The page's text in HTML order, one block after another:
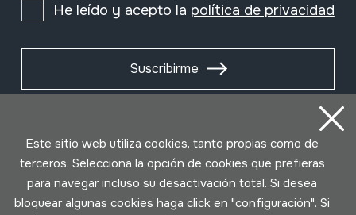
He leído y acepto la política de privacidad
Suscribirme
Este sitio web utiliza cookies, tanto propias como de
terceros. Selecciona la opción de cookies que prefieras
para navegar incluso su desactivación total. Si desea
bloquear algunas cookies haga click en "configuración". Si